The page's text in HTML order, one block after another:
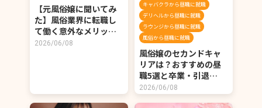
【元風俗嬢に聞いてみ
た】風俗業界に転職し
て働く意外なメリッ…
2026/06/08
キャバクラから昼職に就職
デリヘルから昼職に就職
ラウンジから昼職に就職
風俗から昼職に就職
風俗嬢のセカンドキャ
リアは？おすすめの昼
職5選と卒業・引退…
2026/06/08